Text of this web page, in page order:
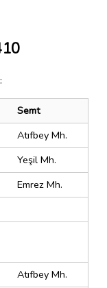
Semt
Atıfbey Mh.
Yeşil Mh.
Emrez Mh.
Atıfbey Mh.